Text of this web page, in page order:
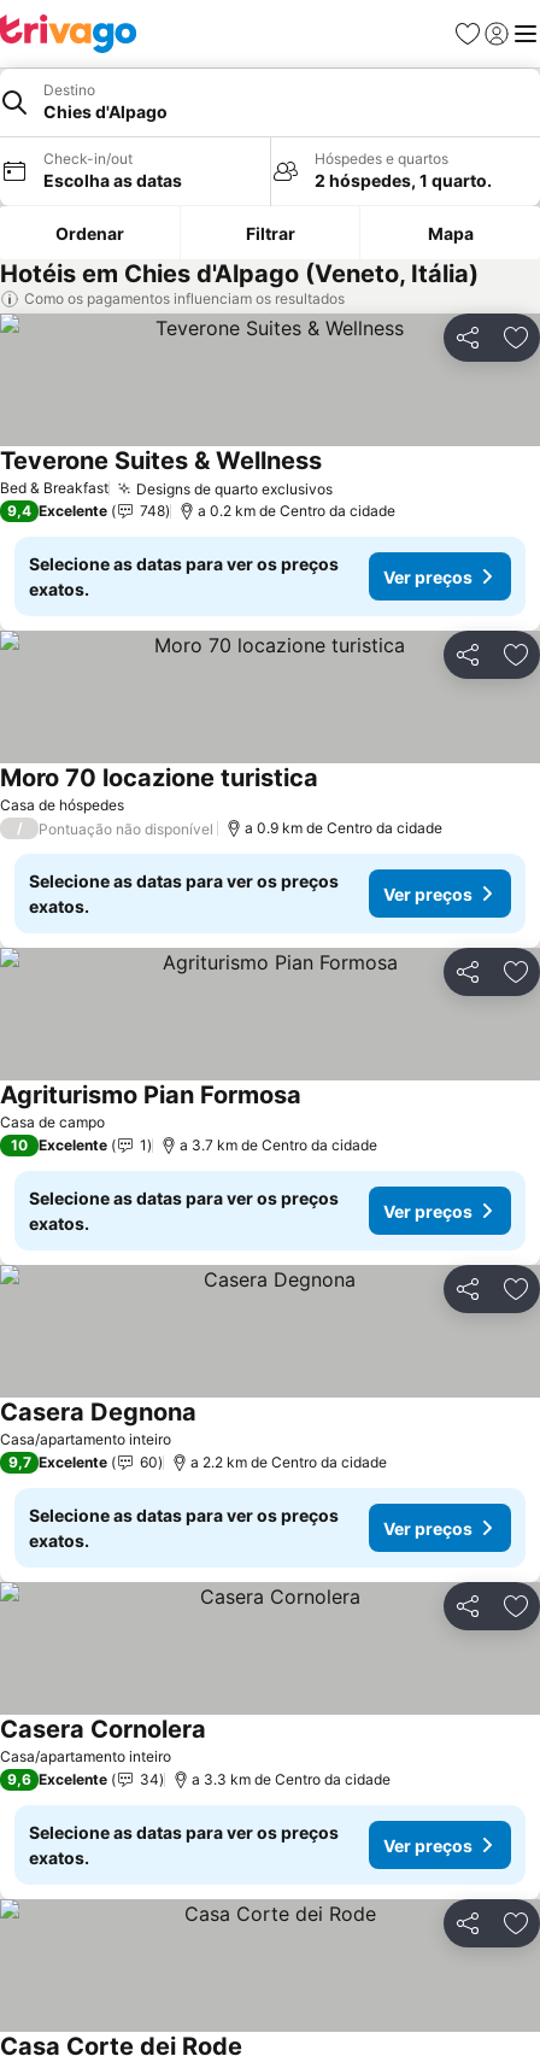
Favoritos
Iniciar
Destino
Chies d'Alpago
Check-in/out
Escolha as datas
Hóspedes e quartos
2 hóspedes, 1 quarto.
Ordenar Filtrar Mapa
Hotéis em Chies d'Alpago (Veneto, Itália)
Como os pagamentos influenciam os resultados
Partilhar
Bed & Breakfast Designs de quarto exclusivos
Teverone Suites & Wellness
9,4 Excelente 748 a 0.2 km de Centro da cidade
Selecione as datas para ver os preços
exatos.
Ver preços
Partilhar
Casa de hóspedes
Moro 70 locazione turistica
/ Pontuação não disponível a 0.9 km de Centro da cidade
Selecione as datas para ver os preços
exatos.
Ver preços
Partilhar
Casa de campo
Agriturismo Pian Formosa
10 Excelente 1 a 3.7 km de Centro da cidade
Selecione as datas para ver os preços
exatos.
Ver preços
Partilhar
Casa/apartamento inteiro
Casera Degnona
9,7 Excelente 60 a 2.2 km de Centro da cidade
Selecione as datas para ver os preços
exatos.
Ver preços
Partilhar
Casa/apartamento inteiro
Casera Cornolera
9,6 Excelente 34 a 3.3 km de Centro da cidade
Selecione as datas para ver os preços
exatos.
Ver preços
Partilhar
Casa Corte dei Rode